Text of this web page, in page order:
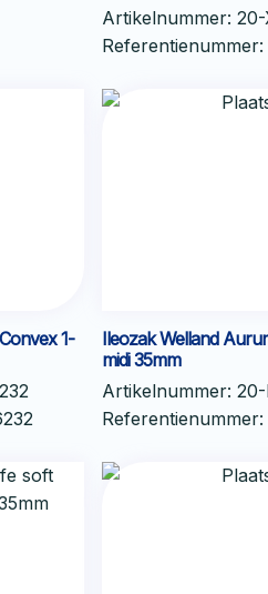
Artikelnummer:
Referentienummer:
1-
Ileozak Welland
midi 35mm
Artikelnummer:
Referentienummer: